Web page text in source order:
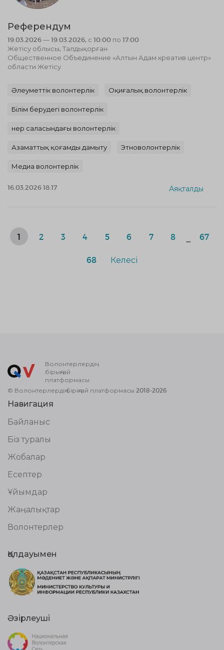
Референдум
19.03.2026 — 19.03.2026, с 10:00 по 17:00
Жетісу облысы, Талдықорған
Общественное Объединение «Алтын Адам креатив центр»
области Жетісу
Әлеуметтік волонтерлік Оқиғалық волонтерлік
Білім берудегі волонтерлік
Өнер саласындағы волонтерлік
Азаматтық қоғамды дамыту Этноволонтерлік
Медиа волонтерлік
16.03.2026 18:17 Аяқталды
1 2 3 4 5 6 7 8 67
68 Келесі
Волонтерлердің
бірыңғай
платформасы
© Волонтерлердің біріңғай платформасы 2018-2026
Навигация
Байланыс
Біз туралы
Жобалар
Есептер
Ұйымдар
Жаңалықтар
Волонтерлер
Қолдауымен
Әзірлеуші